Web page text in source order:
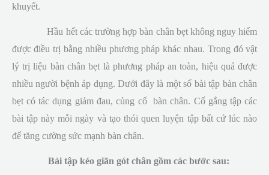
khuyết.
Hầu hết các trường hợp bàn chân bẹt không nguy hiểm
được điều trị bằng nhiều phương pháp khác nhau. Trong đó vật
lý trị liệu bàn chân bẹt là phương pháp an toàn, hiệu quả được
nhiều người bệnh áp dụng. Dưới đây là một số bài tập bàn chân
bẹt có tác dụng giảm đau, củng cố bàn chân. Cố gắng tập các
bài tập này mỗi ngày và tạo thói quen luyện tập bất cứ lúc nào
để tăng cường sức mạnh bàn chân.
Bài tập kéo giãn gót chân gồm các bước sau: